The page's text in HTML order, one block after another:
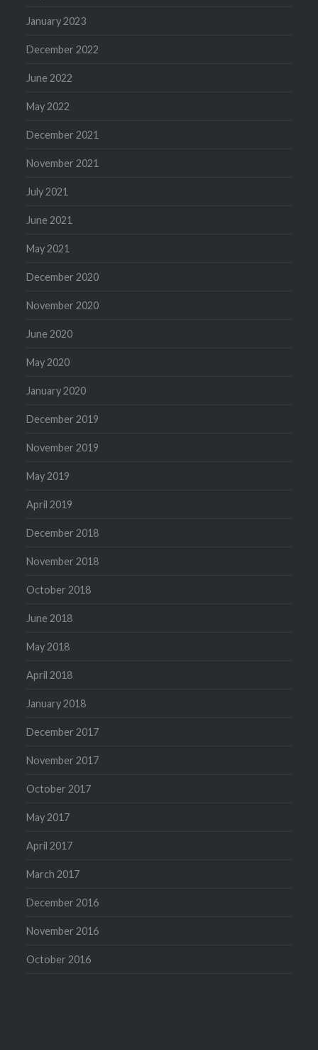
January 2023
December 2022
June 2022
May 2022
December 2021
November 2021
July 2021
June 2021
May 2021
December 2020
November 2020
June 2020
May 2020
January 2020
December 2019
November 2019
May 2019
April 2019
December 2018
November 2018
October 2018
June 2018
May 2018
April 2018
January 2018
December 2017
November 2017
October 2017
May 2017
April 2017
March 2017
December 2016
November 2016
October 2016